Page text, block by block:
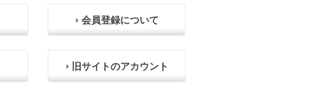
› 会員登録について
› 旧サイトのアカウント